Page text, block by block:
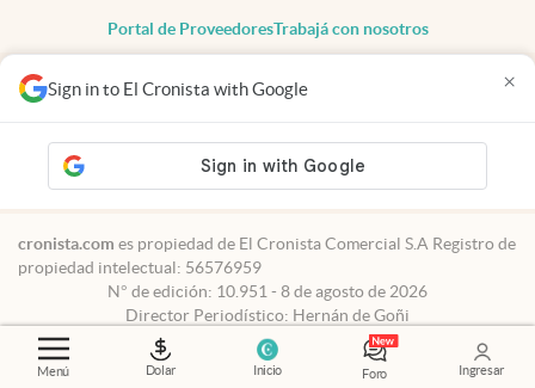
Menú Dolar Inicio Foro Ingresar
Sign in to El Cronista with Google ×
Portal de ProveedoresTrabajá con nosotros
Todos los derechos reservados
Privacidad
Consentimiento
Tel:+54 11 7078-3270
cronista.com es propiedad de El Cronista Comercial S.A Registro de
propiedad intelectual: 56576959
N° de edición: 10.951 - 8 de agosto de 2026
Director Periodístico: Hernán de Goñi